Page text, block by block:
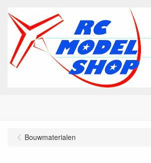
Bouwmaterialen